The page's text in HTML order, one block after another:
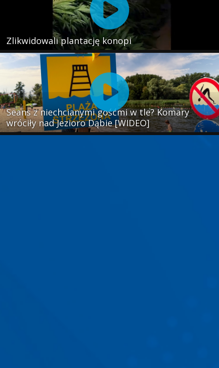
Zlikwidowali plantację konopi
Seans z niechcianymi gośćmi w tle? Komary
wróciły nad Jezioro Dąbie [WIDEO]